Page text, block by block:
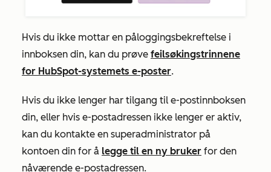
Hvis du ikke mottar en påloggingsbekreftelse i
innboksen din, kan du prøve feilsøkingstrinnene
for HubSpot-systemets e-poster.
Hvis du ikke lenger har tilgang til e-postinnboksen
din, eller hvis e-postadressen ikke lenger er aktiv,
kan du kontakte en superadministrator på
kontoen din for å legge til en ny bruker for den
nåværende e-postadressen.